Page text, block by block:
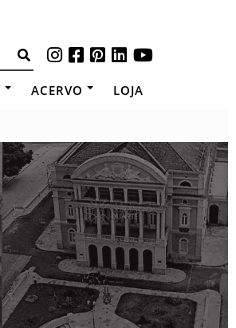
ACERVO LOJA